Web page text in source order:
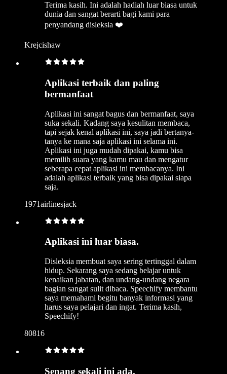
Terima kasih. Ini adalah hadiah luar biasa untuk
dunia dan sangat berarti bagi kami para
penyandang disleksia ❤️
Krejcishaw
Aplikasi terbaik dan paling
bermanfaat
Aplikasi ini sangat bagus dan bermanfaat, saya
suka sekali. Kadang saya kesulitan membaca,
tapi sejak kenal aplikasi ini, saya jadi bertanya-
tanya ke mana saja aplikasi ini selama ini.
Aplikasi ini juga mudah dipakai, kamu bisa
memilih suara yang kamu mau dan mengatur
seberapa cepat aplikasi ini membacanya. Ini
adalah aplikasi terbaik yang bisa dipakai siapa
saja.
1971airlinesjack
Aplikasi ini luar biasa.
Disleksia membuat saya sering tertinggal dalam
hidup. Sekarang saya sedang belajar untuk
kenaikan jabatan, dan undang-undang negara
bagian sangat sulit dibaca. Speechify membantu
saya memahami begitu banyak informasi yang
harus saya pelajari dan ingat. Terima kasih,
Speechify!
80816
Senang sekali ini ada.